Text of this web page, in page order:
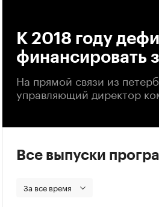
К 2018 году
финансировать
На прямой связи из
управляющий директор
Все выпуски
За все время